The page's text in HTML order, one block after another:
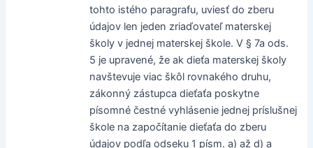
tohto istého paragrafu, uviesť do zberu
údajov len jeden zriaďovateľ materskej
školy v jednej materskej škole. V § 7a ods.
5 je upravené, že ak dieťa materskej školy
navštevuje viac škôl rovnakého druhu,
zákonný zástupca dieťaťa poskytne
písomné čestné vyhlásenie jednej príslušnej
škole na započítanie dieťaťa do zberu
údajov podľa odseku 1 písm. a) až d) a